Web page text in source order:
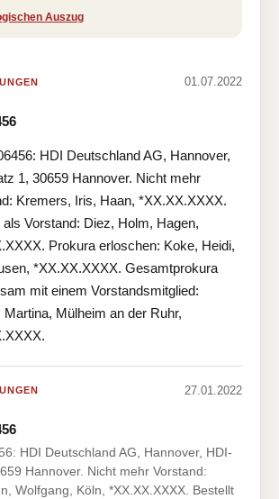
Auszug
01.07.2022
HDI Deutschland AG, Hannover,
1, 30659 Hannover. Nicht mehr
Kremers, Iris, Haan, *XX.XX.XXXX.
als Vorstand: Diez, Holm, Hagen,
Prokura erloschen: Koke, Heidi,
*XX.XX.XXXX. Gesamtprokura
mit einem Vorstandsmitglied:
Martina, Mülheim an der Ruhr,
27.01.2022
HDI Deutschland AG, Hannover, HDI-
Hannover. Nicht mehr Vorstand:
Wolfgang, Köln, *XX.XX.XXXX. Bestellt